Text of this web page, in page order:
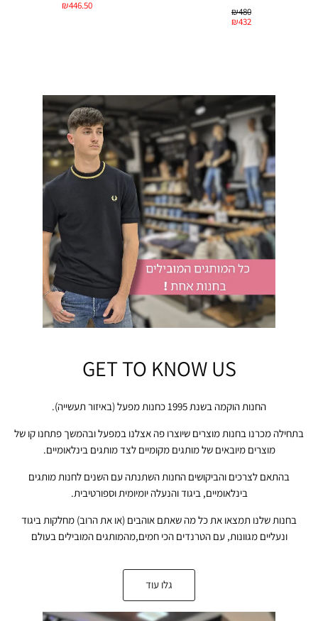
₪480
₪432
₪446.50
GET TO KNOW US
החנות הוקמה בשנת 1995 כחנות מפעל (באיזור תעשייה).
בתחילה מכרנו בחנות מוצרים שיוצרו פה אצלנו במפעל ובהמשך פתחנו קו של
מוצרים מיובאים של מותגים מקומיים לצד מותגים בינלאומיים.
בהתאם לצרכים והביקושים החנות השתנתה עם השנים לחנות מותגים
בינלאומיים, ביגוד והנעלה יומיומית וספורטיבית.
בחנות שלנו תמצאו את כל מה שאתם אוהבים (או את הרוב) מחלקות ביגוד
ונעליים מגוונות, עם הטרנדים הכי חמים,מהמותגים המובילים בעולם
גלו עוד